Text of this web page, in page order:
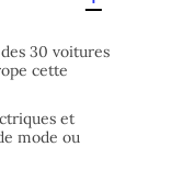
30 voitures
cette
et
mode ou